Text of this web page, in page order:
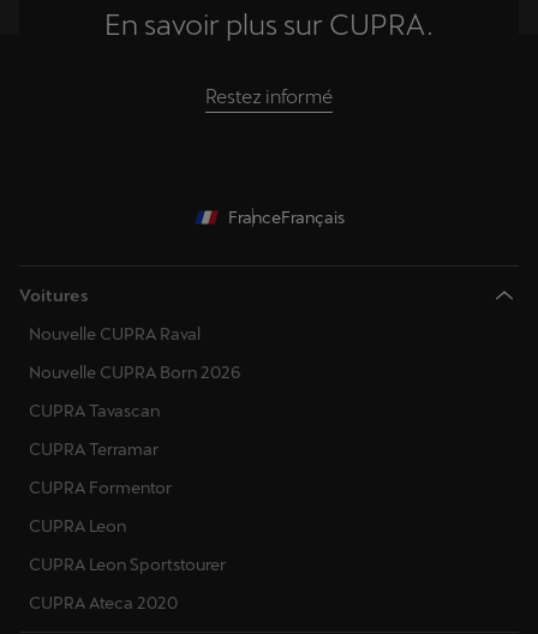
En savoir plus sur CUPRA.
Restez informé
FranceFrançais
Voitures
Nouvelle CUPRA Raval
Nouvelle CUPRA Born 2026
CUPRA Tavascan
CUPRA Terramar
CUPRA Formentor
CUPRA Leon
CUPRA Leon Sportstourer
CUPRA Ateca 2020